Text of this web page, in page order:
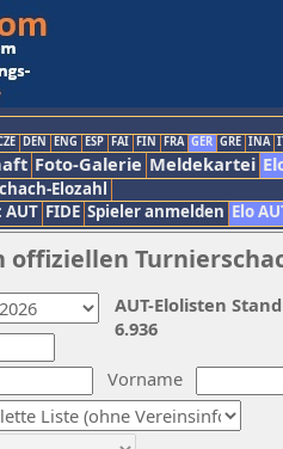
DEN ENG ESP FAI FIN FRA GER GRE INA
Foto-Galerie Meldekartei
Elozahl
FIDE Spieler anmelden Elo
Vorname
AUT-Elolisten
6.936